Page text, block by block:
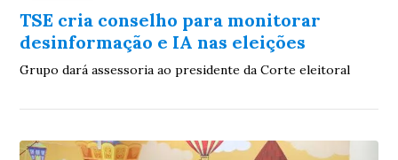
TSE cria conselho para monitorar
desinformação e IA nas eleições
Grupo dará assessoria ao presidente da Corte eleitoral